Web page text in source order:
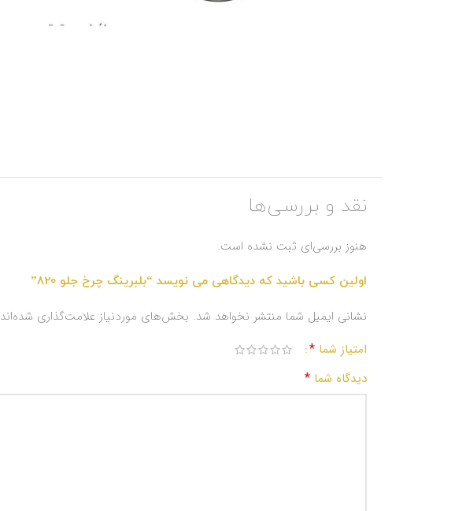
نقد و بررسی‌ها
هنوز بررسی‌ای ثبت نشده است.
اولین کسی باشید که دیدگاهی می نویسد “بلبرینگ چرخ جلو 820”
نشانی ایمیل شما منتشر نخواهد شد. بخش‌های موردنیاز علامت‌گذاری شده‌اند
امتیاز شما *
دیدگاه شما *